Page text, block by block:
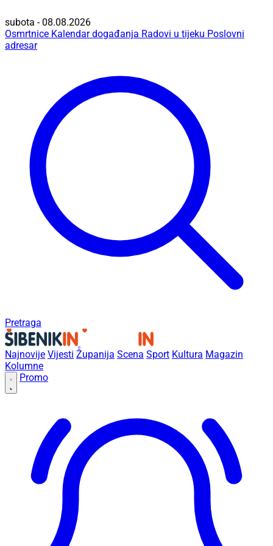
subota - 08.08.2026
Osmrtnice Kalendar događanja Radovi u tijeku Poslovni
adresar
Pretraga
Najnovije Vijesti Županija Scena Sport Kultura Magazin
Kolumne
Promo